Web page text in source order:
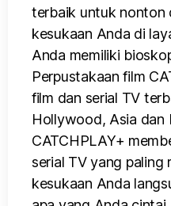
terbaik untuk nonton
kesukaan Anda di
Anda memiliki
Perpustakaan film
film dan serial TV
Hollywood, Asia dan
CATCHPLAY+
serial TV yang paling
kesukaan Anda